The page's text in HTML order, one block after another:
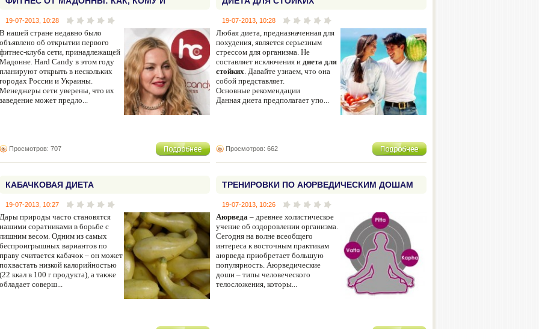
ПОЧЕМУ
19-07-2013, 10:28
В нашей стране недавно было
объявлено об открытии первого
фитнес-клуба сети, принадлежащей
Мадонне. Hard Candy в этом году
планируют открыть в нескольких
городах России и Украины.
Менеджеры сети уверены, что их
заведение может предло...
Просмотров: 707
19-07-2013, 10:28
Любая диета, предназначенная для
похудения, является серьезным
стрессом для организма. Не
составляет исключения и диета для
стойких. Давайте узнаем, что она
собой представляет.
Основные рекомендации
Данная диета предполагает упо...
Просмотров: 662
КАБАЧКОВАЯ ДИЕТА
19-07-2013, 10:27
Дары природы часто становятся
нашими соратниками в борьбе с
лишним весом. Одним из самых
беспроигрышных вариантов по
праву считается кабачок – он может
похвастать низкой калорийностью
(22 ккал в 100 г продукта), а также
обладает соверш...
ТРЕНИРОВКИ ПО АЮРВЕДИЧЕСКИМ ДОШАМ
19-07-2013, 10:26
Аюрведа – древнее холистическое
учение об оздоровлении организма.
Сегодня на волне всеобщего
интереса к восточным практикам
аюрведа приобретает большую
популярность. Аюрведические
доши – типы человеческого
телосложения, которы...